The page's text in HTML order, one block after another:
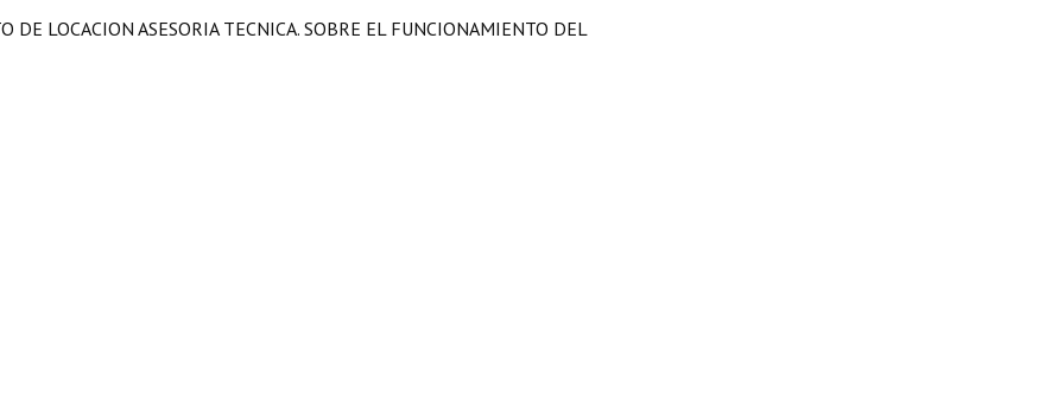
DE LOCACION ASESORIA TECNICA. SOBRE EL FUNCIONAMIENTO DEL